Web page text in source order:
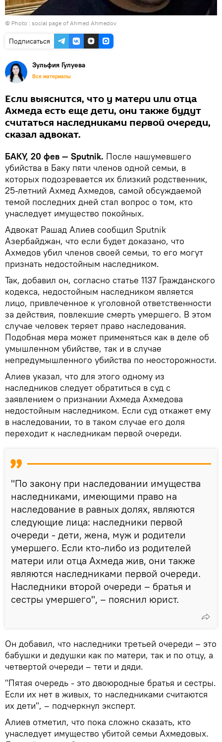
© Photo : social page of Ahmed Ahmedov
Подписаться
Зульфия Гулуева
Все материалы
Если выяснится, что у матери или отца
Ахмеда есть еще дети, они также будут
считаться наследниками первой очереди,
сказал адвокат.
БАКУ, 20 фев — Sputnik. После нашумевшего
убийства в Баку пяти членов одной семьи, в
которых подозревается их близкий родственник,
25-летний Ахмед Ахмедов, самой обсуждаемой
темой последних дней стал вопрос о том, кто
унаследует имущество покойных.
Адвокат Рашад Алиев сообщил Sputnik
Азербайджан, что если будет доказано, что
Ахмедов убил членов своей семьи, то его могут
признать недостойным наследником.
Так, добавил он, согласно статье 1137 Гражданского
кодекса, недостойным наследником является
лицо, привлеченное к уголовной ответственности
за действия, повлекшие смерть умершего. В этом
случае человек теряет право наследования.
Подобная мера может применяться как в деле об
умышленном убийстве, так и в случае
непредумышленного убийства по неосторожности.
Алиев указал, что для этого одному из
наследников следует обратиться в суд с
заявлением о признании Ахмеда Ахмедова
недостойным наследником. Если суд откажет ему
в наследовании, то в таком случае его доля
переходит к наследникам первой очереди.
"По закону при наследовании имущества
наследниками, имеющими право на
наследование в равных долях, являются
следующие лица: наследники первой
очереди - дети, жена, муж и родители
умершего. Если кто-либо из родителей
матери или отца Ахмеда жив, они также
являются наследниками первой очереди.
Наследники второй очереди – братья и
сестры умершего", – пояснил юрист.
Он добавил, что наследники третьей очереди – это
бабушки и дедушки как по матери, так и по отцу, а
четвертой очереди – тети и дяди.
"Пятая очередь - это двоюродные братья и сестры.
Если их нет в живых, то наследниками считаются
их дети", – подчеркнул эксперт.
Алиев отметил, что пока сложно сказать, кто
унаследует имущество убитой семьи Ахмедовых.